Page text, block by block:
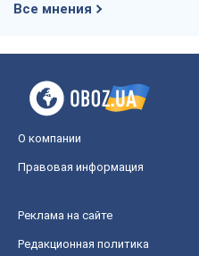
Все мнения
О компании
Правовая информация
Реклама на сайте
Редакционная политика